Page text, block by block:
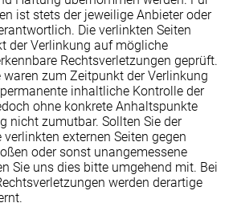
ist stets der jeweilige Anbieter oder
Die verlinkten Seiten
der Verlinkung auf mögliche
Rechtsverletzungen geprüft.
zum Zeitpunkt der Verlinkung
inhaltliche Kontrolle der
ohne konkrete Anhaltspunkte
nicht zumutbar. Sollten Sie der
externen Seiten gegen
oder sonst unangemessene
Sie uns dies bitte umgehend mit. Bei
werden derartige